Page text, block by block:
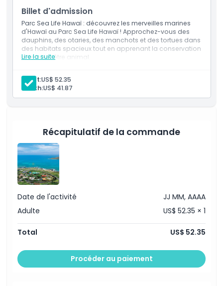
pour le Sea Life Park Hawaï dès maintenant et plongez dans
une aventure sous-marine inoubliable !
Points forts
Inclus
À savoir
Emplacement
Conditions
Politique d'annulation
Billet d'admission
Parc Sea Life Hawaï : découvrez les merveilles marines
d'Hawaï au Parc Sea Life Hawaï ! Approchez-vous des
dauphins, des otaries, des manchots et des tortues dans
des habitats spacieux tout en apprenant la conservation
et le bien-être animal.
Lire la suite
Admission générale au Sea Life Park Hawaï
Accès à tous les spectacles et expositions le jour de
votre visite
Adult:US$ 52.35
Youth:US$ 41.87
Récapitulatif de la commande
Date de l'activité
JJ MM, AAAA
Adulte
US$ 52.35 × 1
Total US$ 52.35
Procéder au paiement